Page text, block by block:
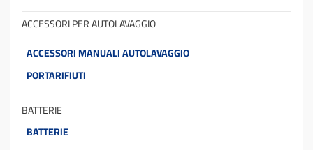
ACCESSORI PER AUTOLAVAGGIO
ACCESSORI MANUALI AUTOLAVAGGIO
PORTARIFIUTI
BATTERIE
BATTERIE